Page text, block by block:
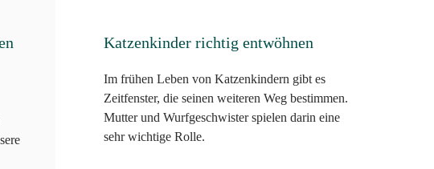
Katzenkinder richtig entwöhnen
Im frühen Leben von Katzenkindern gibt es
Zeitfenster, die seinen weiteren Weg bestimmen.
Mutter und Wurfgeschwister spielen darin eine
sehr wichtige Rolle.